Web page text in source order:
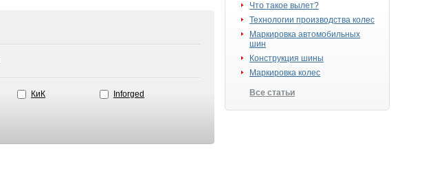
Что такое вылет?
Технологии производства колес
Маркировка автомобильных
шин
Конструкция шины
Маркировка колес
Все статьи
КиК Inforged